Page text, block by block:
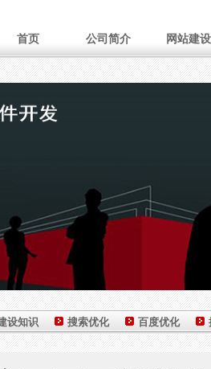
首页 公司简介 网站建设
设知识 搜索优化 百度优化